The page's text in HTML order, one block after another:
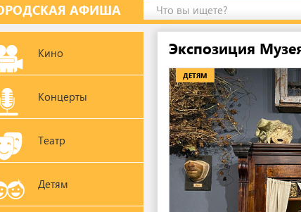
АФИША Что вы ищете?
Кино
Концерты
Театр
Детям
Экспозиция
ДЕТЯМ